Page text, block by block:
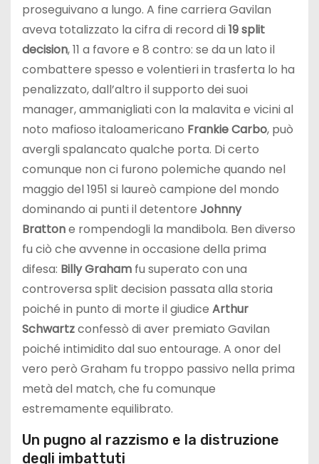
proseguivano a lungo. A fine carriera Gavilan
aveva totalizzato la cifra di record di19 split
decision, 11 a favore e 8 contro: se da un lato il
combattere spesso e volentieri in trasferta lo ha
penalizzato, dall’altro il supporto dei suoi
manager, ammanigliati con la malavita e vicini al
noto mafioso italoamericano Frankie Carbo, può
avergli spalancato qualche porta. Di certo
comunque non ci furono polemiche quando nel
maggio del 1951 si laureò campione del mondo
dominando ai punti il detentore Johnny
Brattone rompendogli la mandibola. Ben diverso
fu ciò che avvenne in occasione della prima
difesa: Billy Graham fu superato con una
controversa split decision passata alla storia
poiché in punto di morte il giudice Arthur
Schwartzconfessò di aver premiato Gavilan
poiché intimidito dal suo entourage. A onor del
vero però Graham fu troppo passivo nella prima
metà del match, che fu comunque
estremamente equilibrato.
Un pugno al razzismo e la distruzione
degli imbattuti